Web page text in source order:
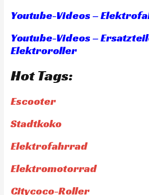
Youtube-Videos –
Youtube-Videos –
Elektroroller
Hot Tags:
Escooter
Stadtkoko
Elektrofahrrad
Elektromotorrad
Citycoco-Roller